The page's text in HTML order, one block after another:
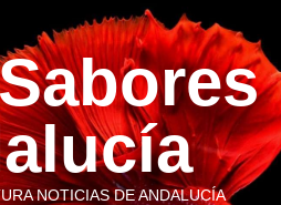
NOTICIAS DE ANDALUCÍA